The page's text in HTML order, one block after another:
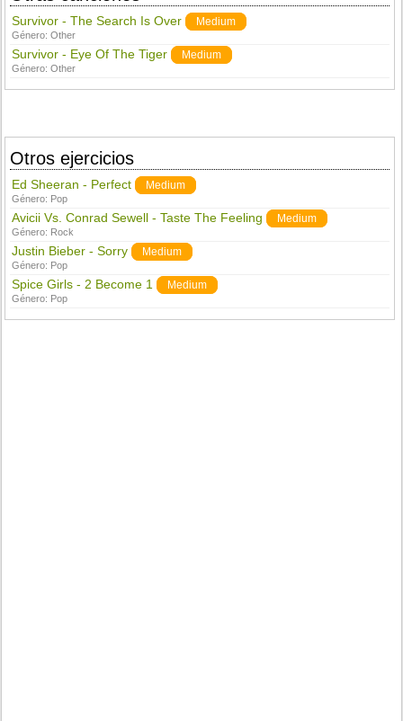
Survivor - The Search Is Over Medium
Género:Other
Survivor - Eye Of The Tiger Medium
Género:Other
Otros ejercicios
Ed Sheeran - Perfect Medium
Género: Pop
Avicii Vs. Conrad Sewell - Taste The Feeling Medium
Género: Rock
Justin Bieber - Sorry Medium
Género: Pop
Spice Girls - 2 Become 1 Medium
Género: Pop